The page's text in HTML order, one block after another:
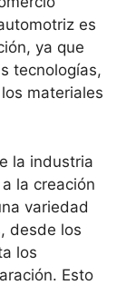
es
ya que
tecnologías,
materiales
la industria
la creación
variedad
desde los
los
Esto